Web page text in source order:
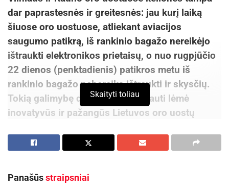
dar paprastesnės ir greitesnės: jau kurį laiką
šiuose oro uostuose, atliekant aviacijos
saugumo patikrą, iš rankinio bagažo nereikėjo
ištraukti elektronikos prietaisų, o nuo rugpjūčio
22 dienos (penktadienis) patikros metu iš
rankinio bagažo nebereiks ištraukti ir skysčių.
Tokią galimybę dar patogiau keliauti lėmė
inovatyvūs ir pažangūs Lietuvos oro uostų
šiuo metu jau veikiančius naujausios saugumo
kelią skysčių gabenimo taisyklių laisvinimui.
Skaityti toliau
Panašūsstraipsniai